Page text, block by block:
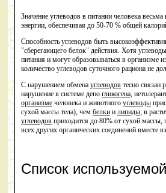
Значение углеводов в питании человека
энергии, обеспечивая до 50-70 % общей
Способность углеводов быть
"сберегающего белок" действия. Хотя
питания и могут образовываться в организме
количество углеводов суточного рациона не
С нарушением обмена углеводов тесно связан
нарушение в системе депо гликогена ,
организме человека и животного углеводы
сухой массы тела), чем белки и липиды; в
углеводов приходится до 80% от сухой
всех других органических соединений вместе
Список